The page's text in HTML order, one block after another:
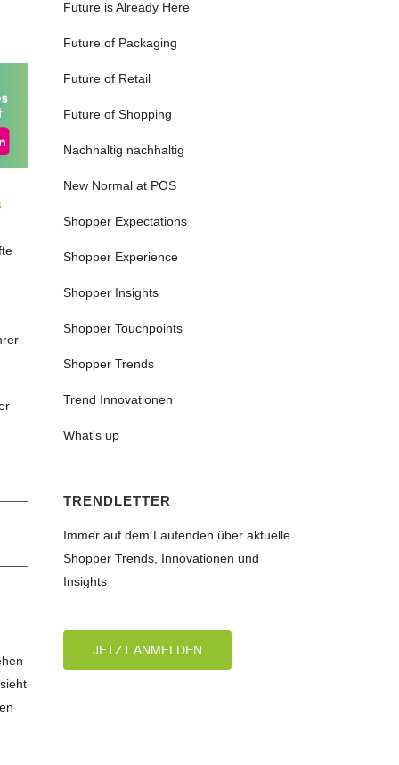
Future is Already Here
Future of Packaging
Future of Retail
Future of Shopping
Nachhaltig nachhaltig
New Normal at POS
Shopper Expectations
Shopper Experience
Shopper Insights
Shopper Touchpoints
Shopper Trends
Trend Innovationen
What's up
TRENDLETTER
Immer auf dem Laufenden über aktuelle
Shopper Trends, Innovationen und
Insights
JETZT ANMELDEN